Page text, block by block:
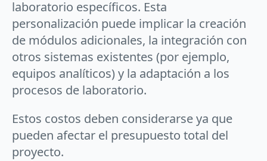
laboratorio específicos. Esta
personalización puede implicar la creación
de módulos adicionales, la integración con
otros sistemas existentes (por ejemplo,
equipos analíticos) y la adaptación a los
procesos de laboratorio.
Estos costos deben considerarse ya que
pueden afectar el presupuesto total del
proyecto.